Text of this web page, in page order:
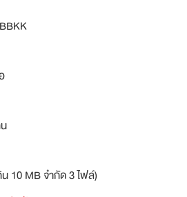
10 MB จำกัด 3 ไฟล์)